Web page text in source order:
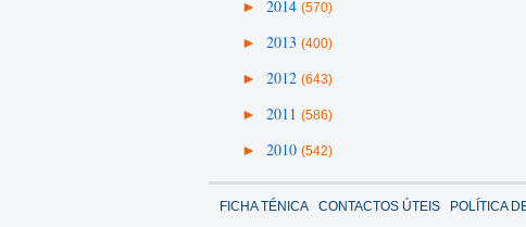
► 2014 (570)
► 2013 (400)
► 2012 (643)
► 2011 (586)
► 2010 (542)
FICHA TÉNICA CONTACTOS ÚTEIS POLÍTICA